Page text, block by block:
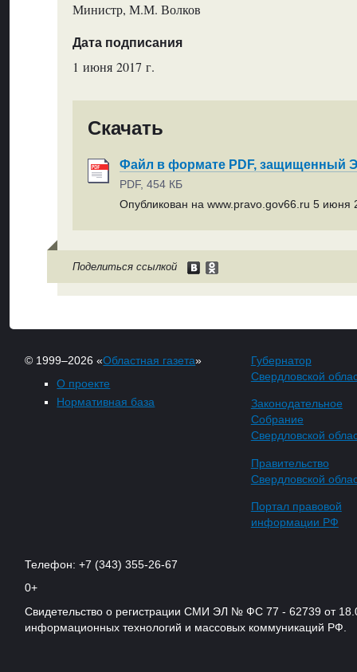
Министр, М.М. Волков
Дата подписания
1 июня 2017 г.
Скачать
Файл в формате PDF, защищенный
PDF, 454 КБ
Опубликован на www.pravo.gov66.ru 5 июня
Поделиться ссылкой
© 1999–2026 «Областная газета»
О проекте
Нормативная база
Губернатор
Свердловской
Законодательное
Собрание
Свердловской
Правительство
Свердловской
Портал правовой
информации РФ
Телефон: +7 (343) 355-26-67
0+
Свидетельство о регистрации СМИ ЭЛ № ФС 77 - 62739 от
информационных технологий и массовых коммуникаций РФ.